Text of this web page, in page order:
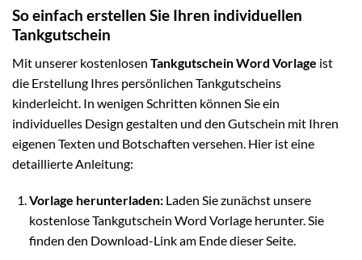
So einfach erstellen Sie Ihren individuellen
Tankgutschein
Mit unserer kostenlosen Tankgutschein Word Vorlage ist
die Erstellung Ihres persönlichen Tankgutscheins
kinderleicht. In wenigen Schritten können Sie ein
individuelles Design gestalten und den Gutschein mit Ihren
eigenen Texten und Botschaften versehen. Hier ist eine
detaillierte Anleitung:
Vorlage herunterladen:Laden Sie zunächst unsere
kostenlose Tankgutschein Word Vorlage herunter. Sie
finden den Download-Link am Ende dieser Seite.